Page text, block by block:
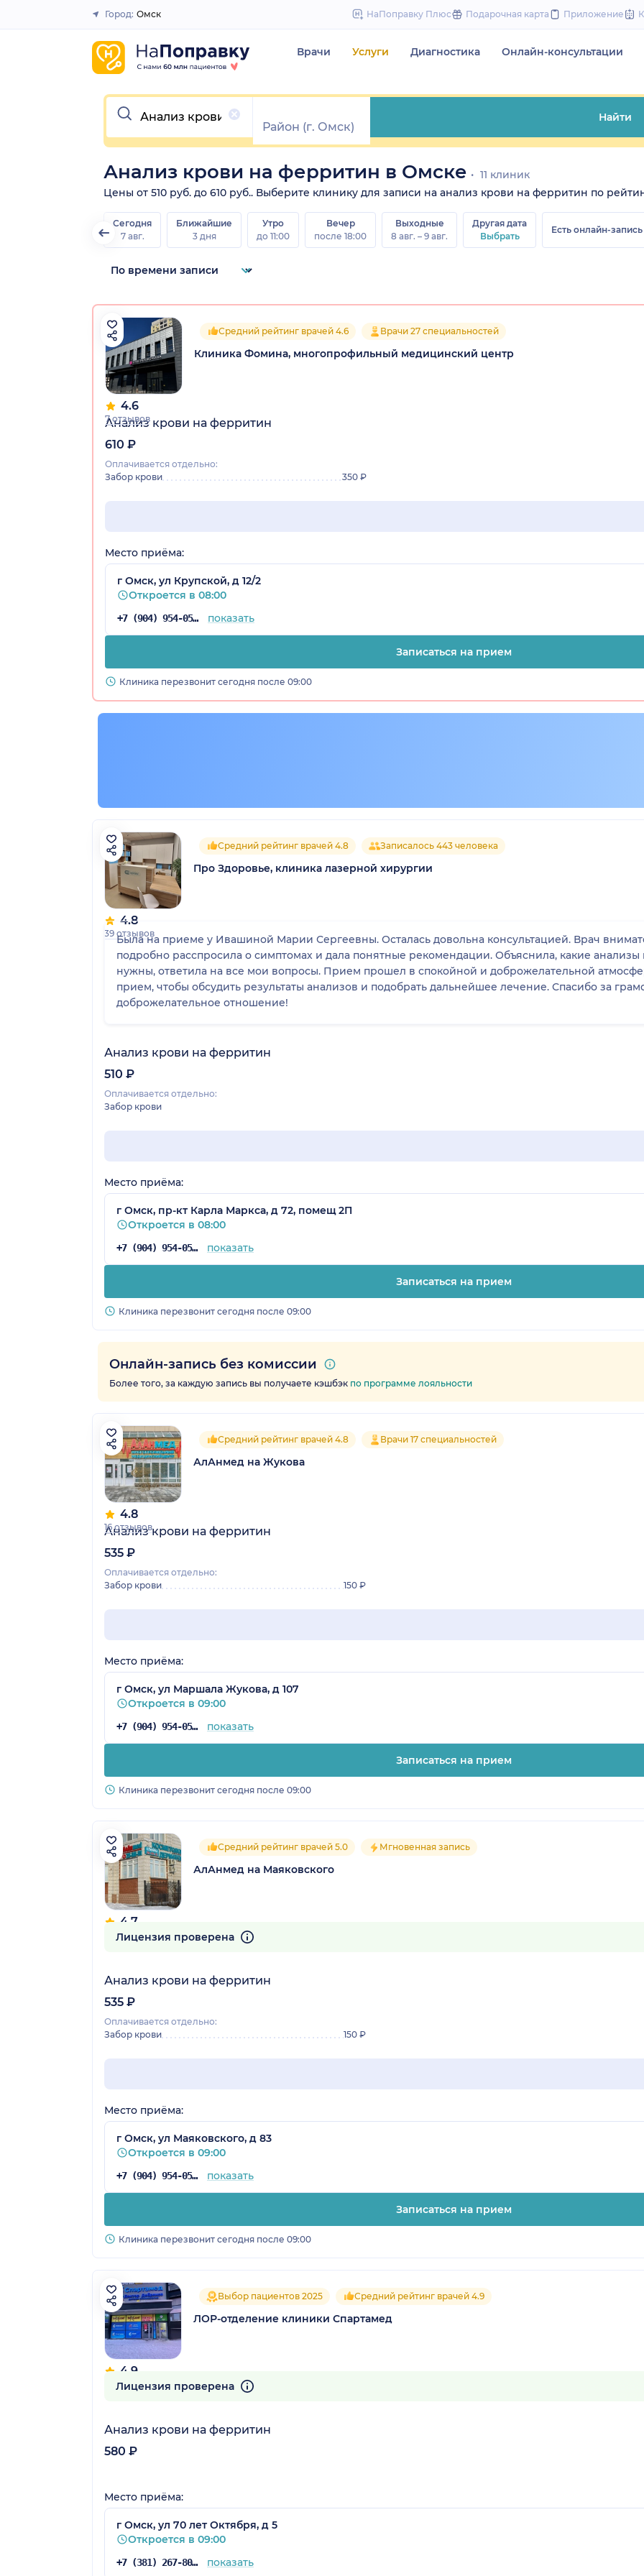
to
Закрыть
Город: Омск НаПоправку Плюс Подарочная карта Приложение
Врачи Услуги Диагностика Онлайн-консультации
Очистить
Найти
Анализ крови на ферритин в Омске
11 клиник
Цены от 510 руб. до 610 руб.. Выберите клинику для записи на анализ крови на ферритин по
Сегодня
7 авг.
Ближайшие
3 дня
Утро
до 11:00
Вечер
после 18:00
Выходные
8 авг. – 9 авг.
Другая дата
Выбрать
Есть онлайн-запись
4.6
7 отзывов
Средний рейтинг врачей 4.6 Врачи 27 специальностей
Клиника Фомина, многопрофильный медицинский центр
Анализ крови на ферритин
610 ₽
Оплачивается отдельно:
Забор крови
350 ₽
Место приёма:
г Омск, ул Крупской, д 12/2
Откроется в 08:00
+7 (904) 954-05-67 показать
Записаться на прием
Клиника перезвонит сегодня после 09:00
4.8
39 отзывов
Средний рейтинг врачей 4.8 Записалось 443 человека
Про Здоровье, клиника лазерной хирургии
Была на приеме у Ивашиной Марии Сергеевны. Осталась довольна консультацией. Врач
подробно расспросила о симптомах и дала понятные рекомендации. Объяснила, какие анализы
нужны, ответила на все мои вопросы. Прием прошел в спокойной и доброжелательной
прием, чтобы обсудить результаты анализов и подобрать дальнейшее лечение. Спасибо за
доброжелательное отношение!
Анализ крови на ферритин
510 ₽
Оплачивается отдельно:
Забор крови
Место приёма:
г Омск, пр-кт Карла Маркса, д 72, помещ 2П
Откроется в 08:00
+7 (904) 954-05-68 показать
Записаться на прием
Клиника перезвонит сегодня после 09:00
Онлайн-запись без комиссии
Более того, за каждую запись вы получаете кэшбэк по программе лояльности
4.8
16 отзывов
Средний рейтинг врачей 4.8 Врачи 17 специальностей
АлАнмед на Жукова
Анализ крови на ферритин
535 ₽
Оплачивается отдельно:
Забор крови
150 ₽
Место приёма:
г Омск, ул Маршала Жукова, д 107
Откроется в 09:00
+7 (904) 954-05-74 показать
Записаться на прием
Клиника перезвонит сегодня после 09:00
4.7
13 отзывов
Средний рейтинг врачей 5.0 Мгновенная запись
АлАнмед на Маяковского
Лицензия проверена
Анализ крови на ферритин
535 ₽
Оплачивается отдельно:
Забор крови
150 ₽
Место приёма:
г Омск, ул Маяковского, д 83
Откроется в 09:00
+7 (904) 954-05-79 показать
Записаться на прием
Клиника перезвонит сегодня после 09:00
4.9
204 отзыва
Выбор пациентов 2025 Средний рейтинг врачей 4.9
ЛОР-отделение клиники Спартамед
Лицензия проверена
Анализ крови на ферритин
580 ₽
Место приёма:
г Омск, ул 70 лет Октября, д 5
Откроется в 09:00
+7 (381) 267-80-92 показать